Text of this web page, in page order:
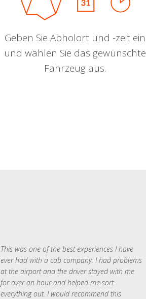
Geben Sie Abholort und -zeit ein
und wählen Sie das gewünschte
Fahrzeug aus.
This was one of the best experiences I have
ever had with a cab company. I had problems
at the airport and the driver stayed with me
for over an hour and helped me sort
everything out. I would recommend this